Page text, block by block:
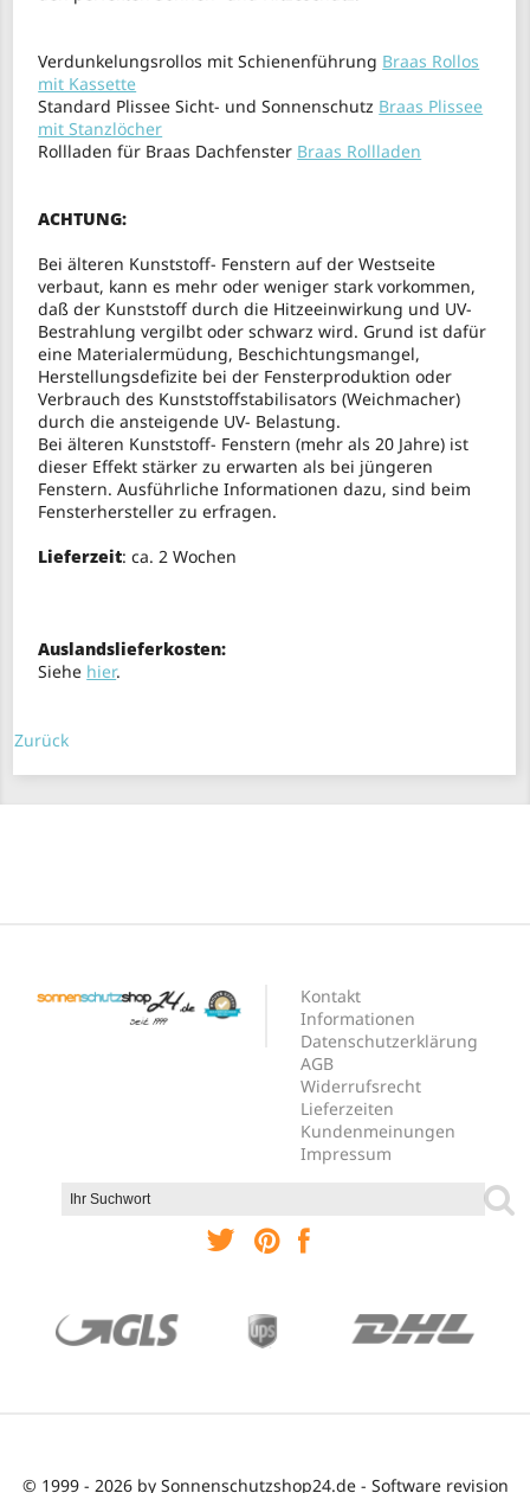
Verdunkelungsrollos mit Schienenführung Braas Rollos
mit Kassette
Standard Plissee Sicht- und Sonnenschutz Braas Plissee
mit Stanzlöcher
Rollladen für Braas Dachfenster Braas Rollladen
ACHTUNG:
Bei älteren Kunststoff- Fenstern auf der Westseite
verbaut, kann es mehr oder weniger stark vorkommen,
daß der Kunststoff durch die Hitzeeinwirkung und UV-
Bestrahlung vergilbt oder schwarz wird. Grund ist dafür
eine Materialermüdung, Beschichtungsmangel,
Herstellungsdefizite bei der Fensterproduktion oder
Verbrauch des Kunststoffstabilisators (Weichmacher)
durch die ansteigende UV- Belastung.
Bei älteren Kunststoff- Fenstern (mehr als 20 Jahre) ist
dieser Effekt stärker zu erwarten als bei jüngeren
Fenstern. Ausführliche Informationen dazu, sind beim
Fensterhersteller zu erfragen.
Lieferzeit: ca. 2 Wochen
Auslandslieferkosten:
Siehe hier.
Zurück
Kontakt
Informationen
Datenschutzerklärung
AGB
Widerrufsrecht
Lieferzeiten
Kundenmeinungen
Impressum
© 1999 - 2026 by Sonnenschutzshop24.de - Software revision